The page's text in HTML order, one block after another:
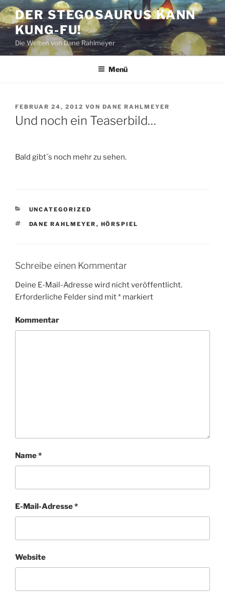
Zum
Inhalt
springen
DER STEGOSAURUS KANN
KUNG-FU!
Die Welten von Dane Rahlmeyer
Menü
VERÖFFENTLICHT
AM
FEBRUAR 24, 2012 VON DANE RAHLMEYER
Und noch ein Teaserbild…
Bald gibt´s noch mehr zu sehen.
KATEGORIEN
UNCATEGORIZED
SCHLAGWÖRTER
DANE RAHLMEYER , HÖRSPIEL
Schreibe einen Kommentar
Deine E-Mail-Adresse wird nicht veröffentlicht.
Erforderliche Felder sind mit* markiert
Kommentar
Name*
E-Mail-Adresse*
Website